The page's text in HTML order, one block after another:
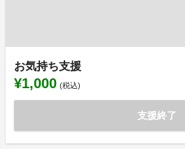
お気持ち支援
¥1,000 (税込)
支援終了